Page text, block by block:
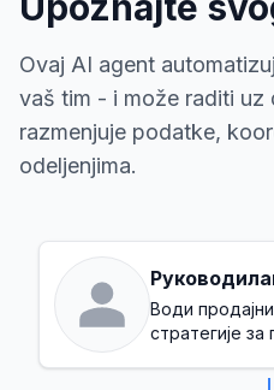
Ovaj AI agent
vaš tim - i može raditi uz
razmenjuje podatke,
odeljenjima.
Води
стратегије